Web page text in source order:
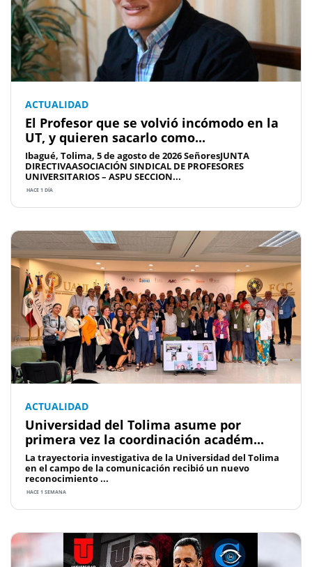
ACTUALIDAD
El Profesor que se volvió incómodo en la
UT, y quieren sacarlo como...
Ibagué, Tolima, 5 de agosto de 2026 SeñoresJUNTA
DIRECTIVAASOCIACIÓN SINDICAL DE PROFESORES
UNIVERSITARIOS – ASPU SECCION...
HACE 1 DÍA
ACTUALIDAD
Universidad del Tolima asume por
primera vez la coordinación académ...
La trayectoria investigativa de la Universidad del Tolima
en el campo de la comunicación recibió un nuevo
reconocimiento ...
HACE 1 SEMANA